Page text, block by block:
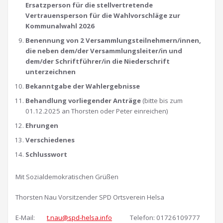
Ersatzperson für die stellvertretende
Vertrauensperson für die Wahlvorschläge zur
Kommunalwahl 2026
Benennung von 2 Versammlungsteilnehmern/innen,
die neben dem/der Versammlungsleiter/in und
dem/der Schriftführer/in die Niederschrift
unterzeichnen
Bekanntgabe der Wahlergebnisse
Behandlung vorliegender Anträge (bitte bis zum
01.12.2025 an Thorsten oder Peter einreichen)
Ehrungen
Verschiedenes
Schlusswort
Mit Sozialdemokratischen Grüßen
Thorsten Nau Vorsitzender SPD Ortsverein Helsa
E-Mail: t.nau@spd-helsa.info Telefon: 01726109777